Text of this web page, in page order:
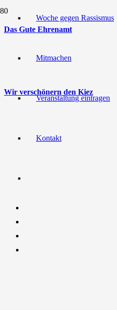
Woche gegen Rassismus
Mitmachen
Veranstaltung eintragen
Kontakt
Das Gute Ehrenamt
Wir verschönern den Kiez